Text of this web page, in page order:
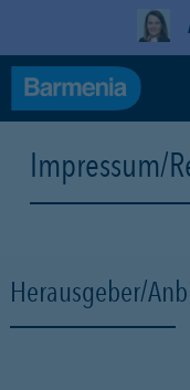
Impressum/
Herausgeber/